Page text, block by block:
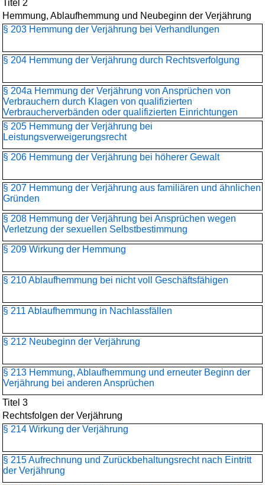
Titel 2
Hemmung, Ablaufhemmung und Neubeginn der Verjährung
§ 203 Hemmung der Verjährung bei Verhandlungen
§ 204 Hemmung der Verjährung durch Rechtsverfolgung
§ 204a Hemmung der Verjährung von Ansprüchen von
Verbrauchern durch Klagen von qualifizierten
Verbraucherverbänden oder qualifizierten Einrichtungen
§ 205 Hemmung der Verjährung bei
Leistungsverweigerungsrecht
§ 206 Hemmung der Verjährung bei höherer Gewalt
§ 207 Hemmung der Verjährung aus familiären und ähnlichen
Gründen
§ 208 Hemmung der Verjährung bei Ansprüchen wegen
Verletzung der sexuellen Selbstbestimmung
§ 209 Wirkung der Hemmung
§ 210 Ablaufhemmung bei nicht voll Geschäftsfähigen
§ 211 Ablaufhemmung in Nachlassfällen
§ 212 Neubeginn der Verjährung
§ 213 Hemmung, Ablaufhemmung und erneuter Beginn der
Verjährung bei anderen Ansprüchen
Titel 3
Rechtsfolgen der Verjährung
§ 214 Wirkung der Verjährung
§ 215 Aufrechnung und Zurückbehaltungsrecht nach Eintritt
der Verjährung